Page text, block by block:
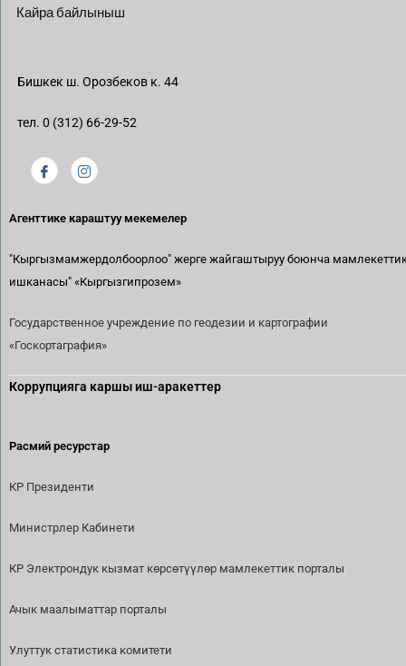
Кайра байлыныш
Бишкек ш. Орозбеков к. 44
тел. 0 (312) 66-29-52
Агенттике караштуу мекемелер
"Кыргызмамжердолбоорлоо" жерге жайгаштыруу боюнча
ишканасы" «Кыргызгипрозем»
Государственное учреждение по геодезии и картографии
«Госкортаграфия»
Коррупцияга каршы иш-аракеттер
Расмий ресурстар
КР Президенти
Министрлер Кабинети
КР Электрондук кызмат көрсөтүүлөр мамлекеттик порталы
Ачык маалыматтар порталы
Улуттук статистика комитети